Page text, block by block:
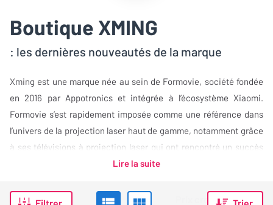
Boutique XMING
: les dernières nouveautés de la marque
Xming est une marque née au sein de Formovie, société fondée
en 2016 par Appotronics et intégrée à l’écosystème Xiaomi.
Formovie s’est rapidement imposée comme une référence dans
l’univers de la projection laser haut de gamme, notamment grâce
à ses télévisions à projection laser qui ont rencontré un succès
immédiat sur le marché chinois.…
Lire la suite
Filtrer Trier